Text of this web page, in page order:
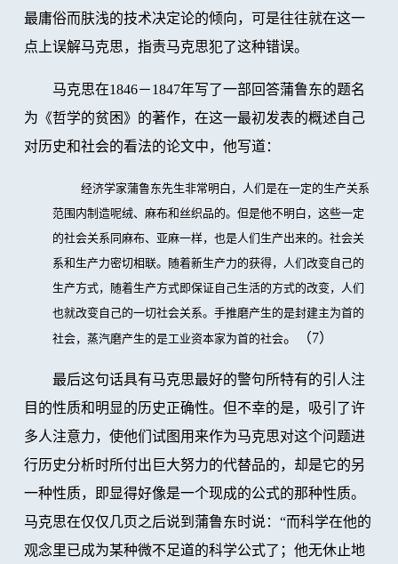
最庸俗而肤浅的技术决定论的倾向，可是往往就在这一
点上误解马克思，指责马克思犯了这种错误。
马克思在1846－1847年写了一部回答蒲鲁东的题名
为《哲学的贫困》的著作，在这一最初发表的概述自己
对历史和社会的看法的论文中，他写道：
经济学家蒲鲁东先生非常明白，人们是在一定的生产关系
范围内制造呢绒、麻布和丝织品的。但是他不明白，这些一定
的社会关系同麻布、亚麻一样，也是人们生产出来的。社会关
系和生产力密切相联。随着新生产力的获得，人们改变自己的
生产方式，随着生产方式即保证自己生活的方式的改变，人们
也就改变自己的一切社会关系。手推磨产生的是封建主为首的
社会，蒸汽磨产生的是工业资本家为首的社会。（7）
最后这句话具有马克思最好的警句所特有的引人注
目的性质和明显的历史正确性。但不幸的是，吸引了许
多人注意力，使他们试图用来作为马克思对这个问题进
行历史分析时所付出巨大努力的代替品的，却是它的另
一种性质，即显得好像是一个现成的公式的那种性质。
马克思在仅仅几页之后说到蒲鲁东时说：“而科学在他的
观念里已成为某种微不足道的科学公式了；他无休止地